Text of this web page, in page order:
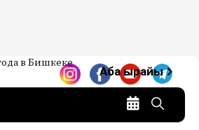
Жаңылыктар —
в Бишкеке
Аба ырайы